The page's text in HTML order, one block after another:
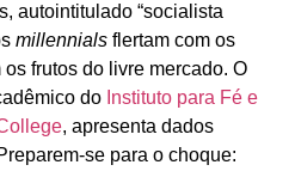
autointitulado “socialista
millennials flertam com os
frutos do livre mercado. O
do Instituto para Fé e
, apresenta dados
se para o choque: